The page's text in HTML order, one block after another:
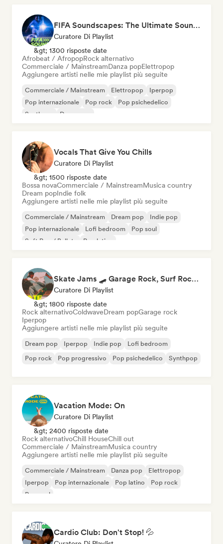
FIFA Soundscapes: The Ultimate Soundtrack ⚽️ Festival Indie, Electropop & Dance Anthems
Curatore Di Playlist
&gt; 1300 risposte date
Afrobeat / AfropopRock alternativo
Commerciale / MainstreamDanza popElettropop
Aggiungere artisti nelle mie playlist più seguite
Commerciale / Mainstream Elettropop
Iperpop
Pop internazionale
Pop rock
Pop psichedelico
Synthpop
Danza pop
Vocals That Give You Chills
Curatore Di Playlist
&gt; 1500 risposte date
Bossa novaCommerciale / MainstreamMusica country
Dream popIndie folk
Aggiungere artisti nelle mie playlist più seguite
Commerciale / Mainstream Dream pop
Indie pop
Pop internazionale
Lofi bedroom
Pop soul
Soft Pop / Ballata
Pop latino
Skate Jams 🛹 Garage Rock, Surf Rock & Neo-Psych
Curatore Di Playlist
&gt; 1800 risposte date
Rock alternativoColdwaveDream popGarage rock
Iperpop
Aggiungere artisti nelle mie playlist più seguite
Dream pop Iperpop Indie pop
Lofi bedroom
Pop rock
Pop progressivo Pop psichedelico Synthpop
Vacation Mode: On
Curatore Di Playlist
&gt; 2400 risposte date
Rock alternativoChill HouseChill out
Commerciale / MainstreamMusica country
Aggiungere artisti nelle mie playlist più seguite
Commerciale / Mainstream Danza pop
Elettropop
Iperpop
Pop internazionale Pop latino
Pop rock
Pop soul
Cardio Club: Don't Stop! 💦